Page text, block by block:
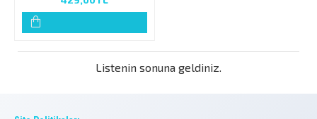
Listenin sonuna geldiniz.